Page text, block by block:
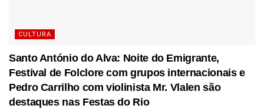
CULTURA
Santo António do Alva: Noite do Emigrante,
Festival de Folclore com grupos internacionais e
Pedro Carrilho com violinista Mr. Vlalen são
destaques nas Festas do Rio